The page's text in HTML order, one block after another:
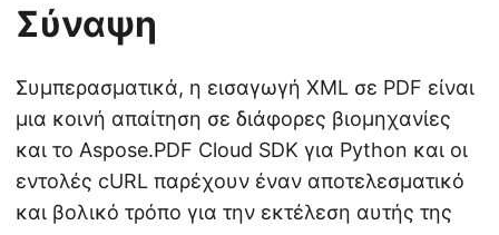
Σύναψη
Συμπερασματικά, η εισαγωγή XML σε PDF είναι
μια κοινή απαίτηση σε διάφορες βιομηχανίες
και το Aspose.PDF Cloud SDK για Python και οι
εντολές cURL παρέχουν έναν αποτελεσματικό
και βολικό τρόπο για την εκτέλεση αυτής της